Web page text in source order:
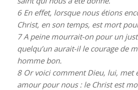
6En effet, lorsque nous étions
Christ, en son temps, est mort
7A peine mourrait-on pour un
quelqu’un aurait-il le courage de
homme bon.
8Or voici comment Dieu, lui, met
amour pour nous : le Christ est